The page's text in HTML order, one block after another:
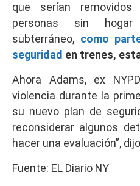
que serían
personas sin
subterráneo, como
seguridad en trenes,
Ahora Adams, ex
violencia durante la
su nuevo plan de
reconsiderar algunos
hacer una evaluación”,
Fuente: EL Diario NY